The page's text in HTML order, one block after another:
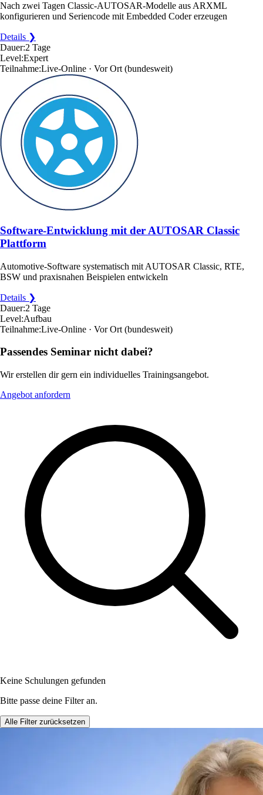
Nach zwei Tagen Classic-AUTOSAR-Modelle aus ARXML
konfigurieren und Seriencode mit Embedded Coder erzeugen
Details ❯
Dauer:2 Tage
Level:Expert
Teilnahme:Live-Online · Vor Ort (bundesweit)
Software-Entwicklung mit der AUTOSAR Classic
Plattform
Automotive-Software systematisch mit AUTOSAR Classic, RTE,
BSW und praxisnahen Beispielen entwickeln
Details ❯
Dauer:2 Tage
Level:Aufbau
Teilnahme:Live-Online · Vor Ort (bundesweit)
Passendes Seminar nicht dabei?
Wir erstellen dir gern ein individuelles Trainingsangebot.
Angebot anfordern
Keine Schulungen gefunden
Bitte passe deine Filter an.
Alle Filter zurücksetzen